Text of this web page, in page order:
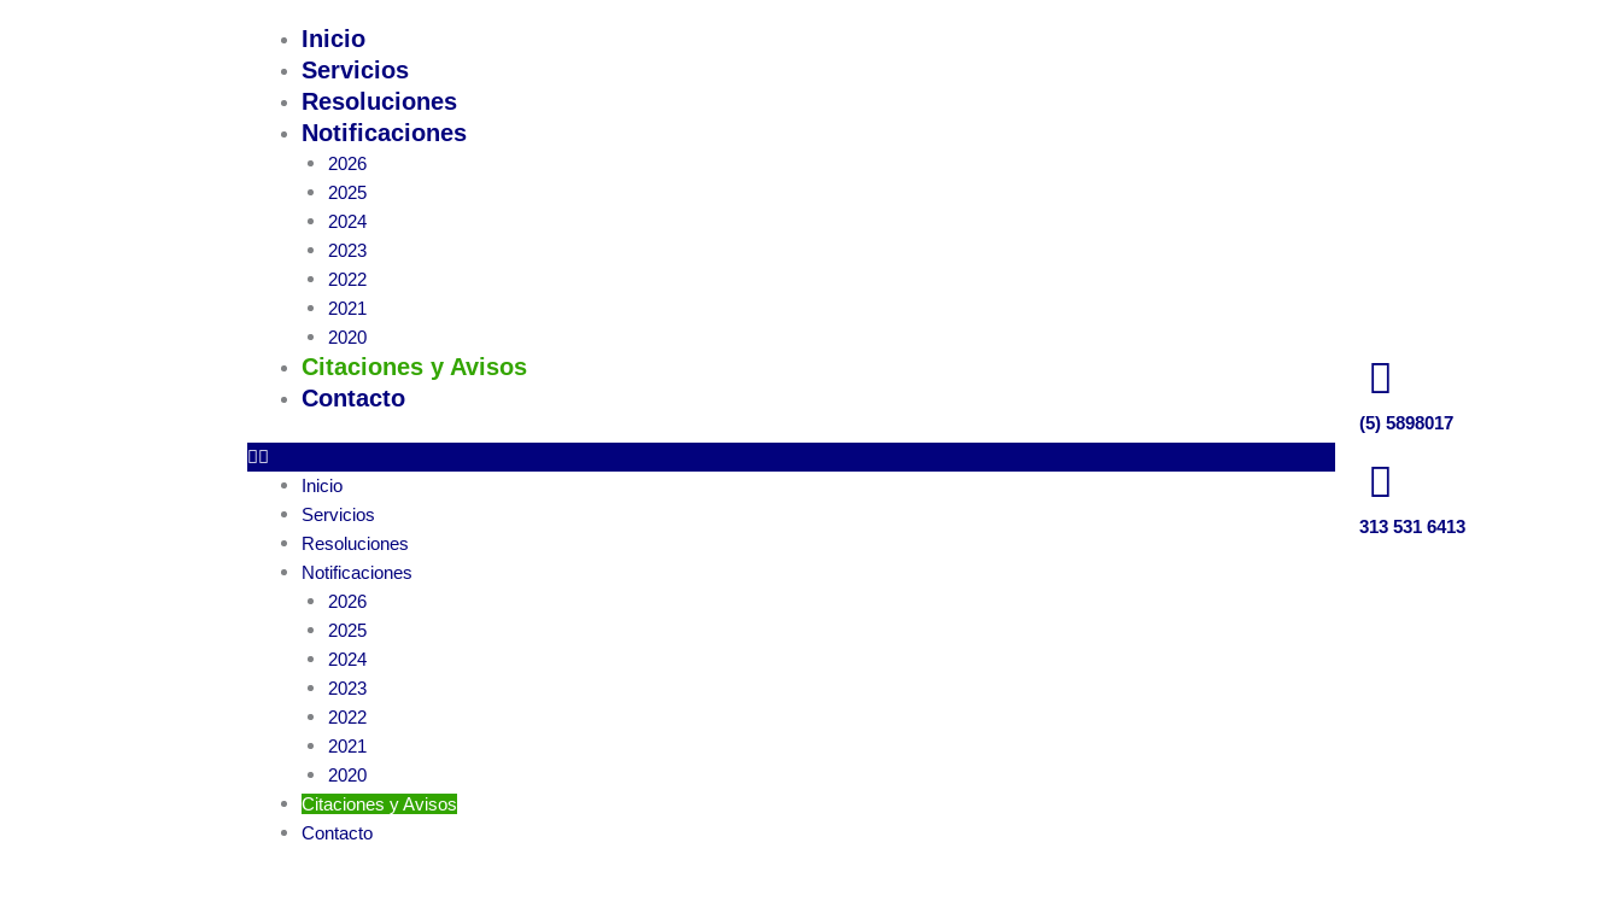
Inicio
Servicios
Resoluciones
Notificaciones
2026
2025
2024
2023
2022
2021
2020
Citaciones y Avisos
Contacto
Inicio
Servicios
Resoluciones
Notificaciones
2026
2025
2024
2023
2022
2021
2020
Citaciones y Avisos
Contacto
(5) 5898017
313 531 6413